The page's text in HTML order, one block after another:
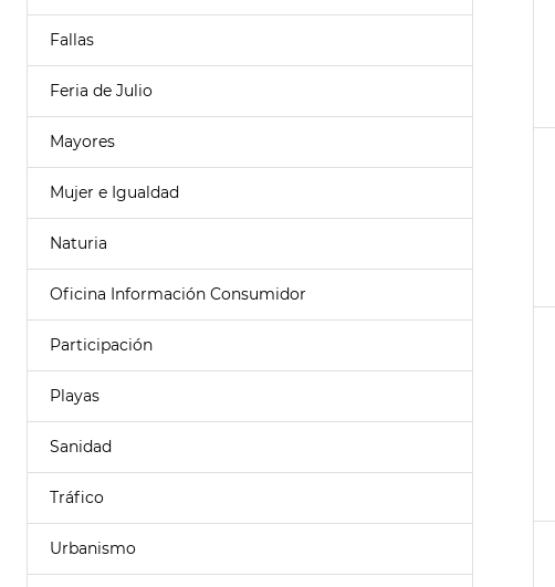
Fallas
Feria de Julio
Mayores
Mujer e Igualdad
Naturia
Oficina Información Consumidor
Participación
Playas
Sanidad
Tráfico
Urbanismo